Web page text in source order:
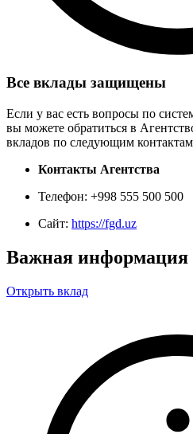
Все вклады защищены
Если у вас есть вопросы по
вы можете обратиться в
вкладов по следующим
Контакты Агентства
Телефон: +998 555 500 500
Сайт: https://fgd.uz
Важная информация
Открыть вклад